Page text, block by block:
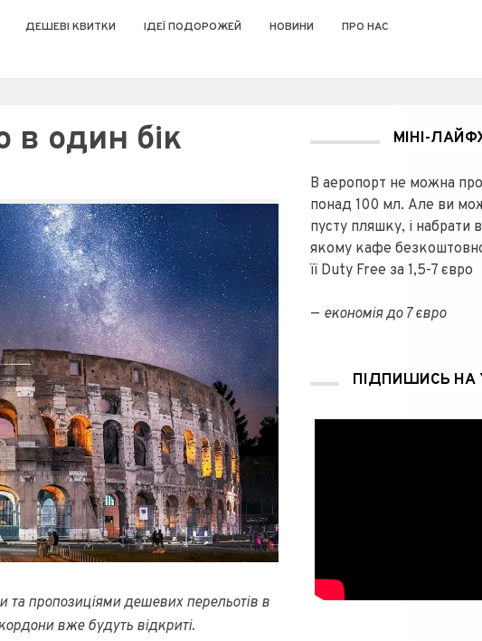
ДЕШЕВІ КВИТКИ ІДЕЇ ПОДОРОЖЕЙ НОВИНИ ПРО НАС
в один бік
та пропозиціями дешевих перельотів в
вже будуть відкриті.
МІНІ-
В аеропорт не можна
понад 100 мл. Але ви
пусту пляшку, і набрати
якому кафе
її Duty Free за 1,5-7 євро
— економія до 7 євро
ПІДПИШИСЬ НА